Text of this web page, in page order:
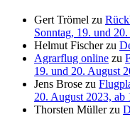
Gert Trömel zu
Sonntag, 19. und
Helmut Fischerzu
Agrarflug online zu
19. und 20. August
Jens Brose zu
20. August 2023, ab
Thorsten Müllerzu